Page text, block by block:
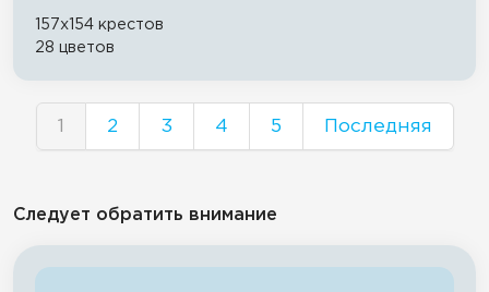
157x154 крестов
28 цветов
1 2 3 4 5 Последняя
Следует обратить внимание